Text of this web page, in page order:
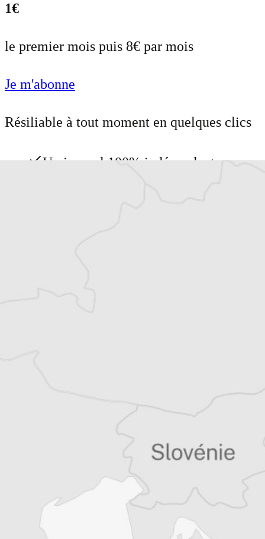
1€
le premier mois puis 8€ par mois
Je m'abonne
Résiliable à tout moment en quelques clics
Un journal 100% indépendant